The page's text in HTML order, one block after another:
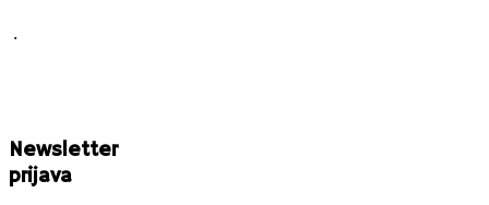
.
Newsletter
prijava